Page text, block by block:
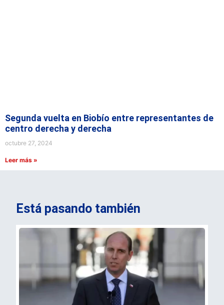
Segunda vuelta en Biobío entre representantes de
centro derecha y derecha
octubre 27, 2024
Leer más »
Está pasando también